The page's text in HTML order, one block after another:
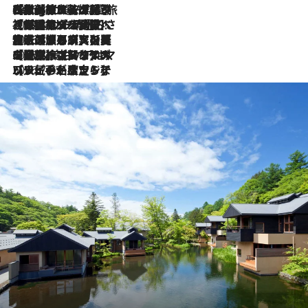
2026.8.4
【厳選旅コスメ】「紫外線＆乾燥対策しながらメイク感も！」ヘア＆メイクGeorgeが選んだ夏旅ベストコスメを発表！【Mサイズジップ】
2026.8.3
【厳選旅コスメ】「保湿もタイパ重視！」“サウナ好き”タレント清水みさとが愛用する夏旅ベストコスメを発表！【Mサイズジップ】
2026.8.2
【厳選旅コスメ】美容家・瀬戸麻実の夏旅ベストコスメを発表！「ストレスなく使えるクレンジング＆洗顔は必須」【Mサイズジップ】
2026.8.1
【厳選旅コスメ】「UV＆美白ケアはマスト！」フリーアナウンサー宇賀なつみの夏旅ベストコスメを発表！【Mサイズジップ】
2026.7.23
【リピート確定！】ハワイの名店ランチプレートとサンドイッチ、手が止まらない人気ドーナツ